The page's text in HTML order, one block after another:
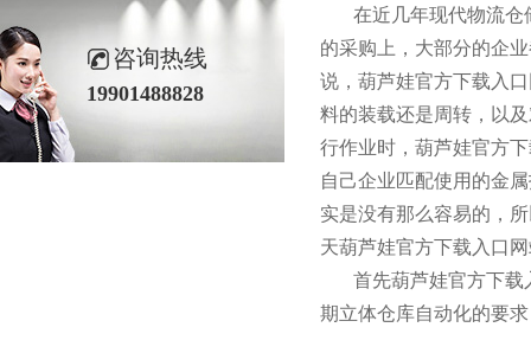
在近几年现代物流仓储
的采购上，大部分的企
说，葫芦娃官方下载
料的装载还是周转，以
行作业时，葫芦娃官
自己企业匹配使用的金属
实是没有那么容易的
天葫芦娃官方下载入口网
首先葫芦娃官方下载入
期立体仓库自动化的要求
咨询热线
19901488828